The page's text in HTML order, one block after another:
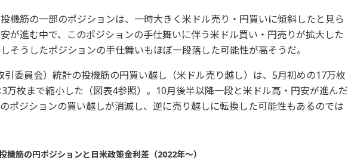
機筋の一部のポジションは、一時大きく米ドル売り・円買いに傾斜したと見ら
が進む中で、このポジションの手仕舞いに伴う米ドル買い・円売りが拡大した
そうしたポジションの手仕舞いもほぼ一段落した可能性が高そうだ。
引委員会）統計の投機筋の円買い越し（米ドル売り越し）は、5月初めの17万枚
万枚まで縮小した（図表4参照）。10月後半以降一段と米ドル高・円安が進んだ
ポジションの買い越しが消滅し、逆に売り越しに転換した可能性もあるのでは
機筋の円ポジションと日米政策金利差（2022年～）